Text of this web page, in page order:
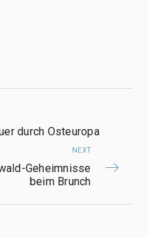
durch Osteuropa
NEXT
Geheimnisse
beim Brunch